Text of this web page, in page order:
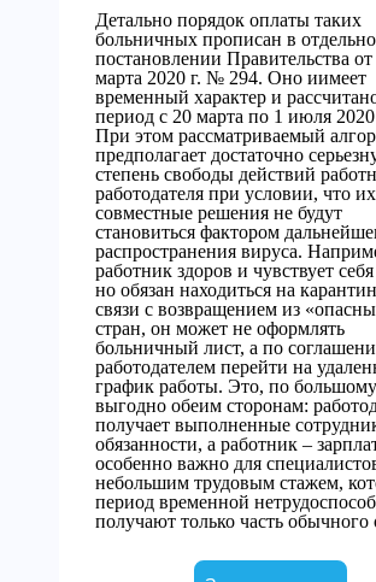
Детально порядок оплаты таких
больничных прописан в
постановлении Правительства
марта 2020 г. № 294. Оно иимеет
временный характер и
период с 20 марта по 1 июля 2020
При этом рассматриваемый
предполагает достаточно
степень свободы действий
работодателя при условии, что их
совместные решения не будут
становиться фактором
распространения вируса.
работник здоров и чувствует
но обязан находиться на
связи с возвращением из
стран, он может не оформлять
больничный лист, а по
работодателем перейти на
график работы. Это, по большому
выгодно обеим сторонам:
получает выполненные
обязанности, а работник –
особенно важно для
небольшим трудовым стажем,
период временной
получают только часть обычного